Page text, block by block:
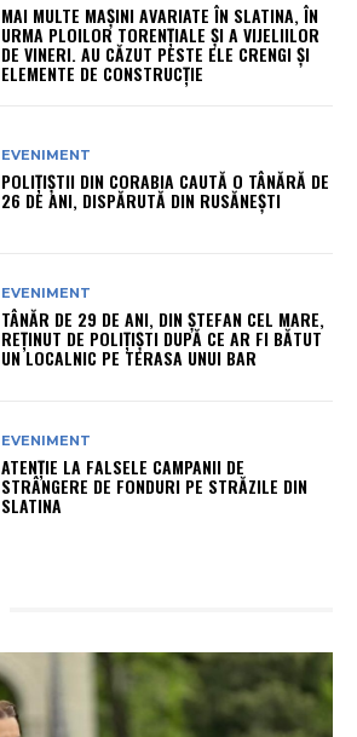
MAI MULTE MAȘINI AVARIATE ÎN SLATINA, ÎN
URMA PLOILOR TORENȚIALE ȘI A VIJELIILOR
DE VINERI. AU CĂZUT PESTE ELE CRENGI ȘI
ELEMENTE DE CONSTRUCȚIE
EVENIMENT
POLIȚIȘTII DIN CORABIA CAUTĂ O TÂNĂRĂ DE
26 DE ANI, DISPĂRUTĂ DIN RUSĂNEȘTI
EVENIMENT
TÂNĂR DE 29 DE ANI, DIN ȘTEFAN CEL MARE,
REȚINUT DE POLIȚIȘTI DUPĂ CE AR FI BĂTUT
UN LOCALNIC PE TERASA UNUI BAR
EVENIMENT
ATENȚIE LA FALSELE CAMPANII DE
STRÂNGERE DE FONDURI PE STRĂZILE DIN
SLATINA